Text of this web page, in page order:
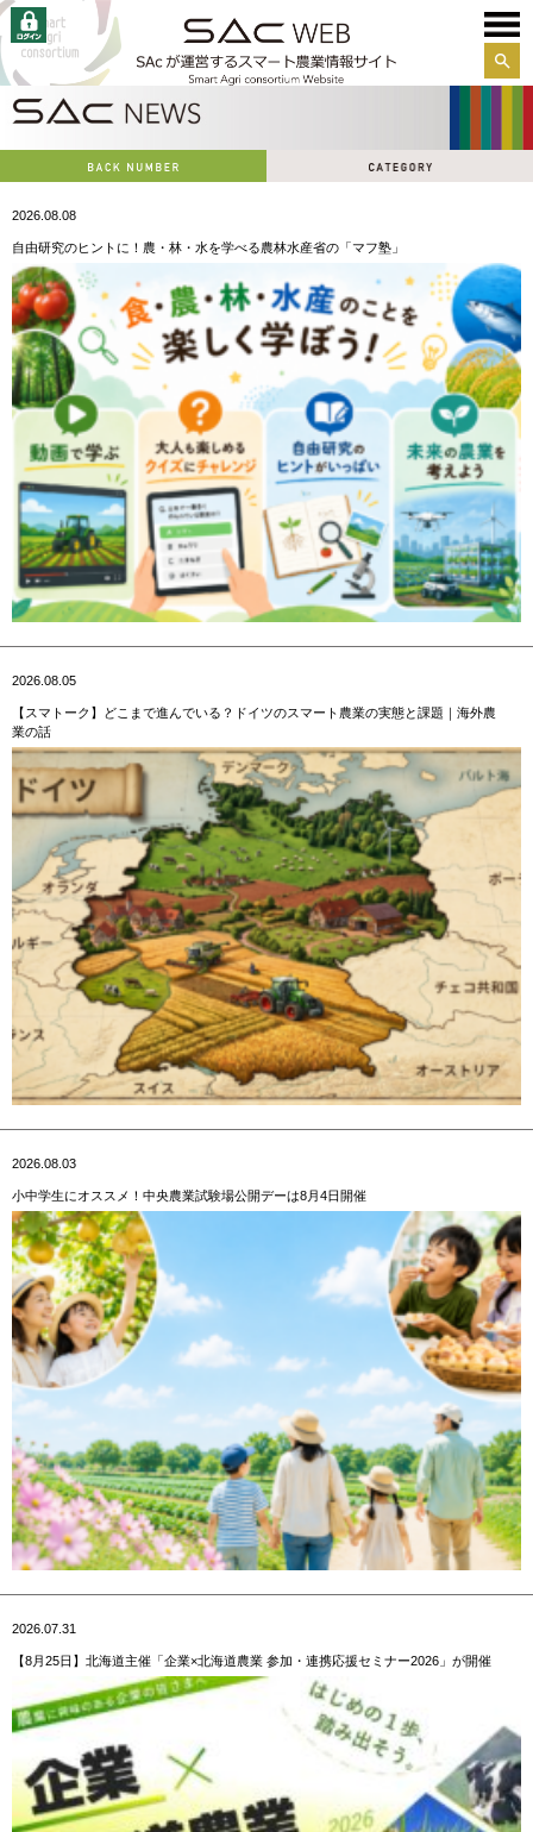
サイ
2026.08.08
自由研究のヒントに！農・林・水を学べる農林水産省の「マフ塾」
2026.08.05
【スマトーク】どこまで進んでいる？ドイツのスマート農業の実態と課題｜海外農
業の話
2026.08.03
小中学生にオススメ！中央農業試験場公開デーは8月4日開催
2026.07.31
【8月25日】北海道主催「企業×北海道農業 参加・連携応援セミナー2026」が開催